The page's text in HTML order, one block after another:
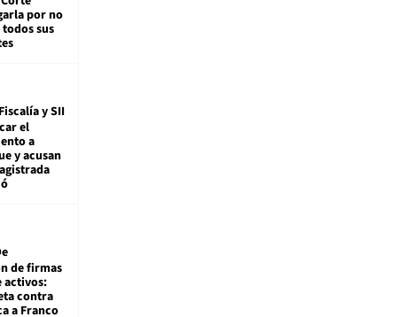
por no
sus
Fiscalía y SII
el
a
y acusan
de firmas
activos:
contra
a Franco